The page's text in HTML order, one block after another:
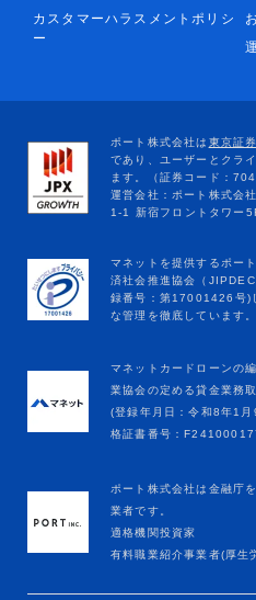
カスタマーハラスメントポリシ
ー
マネットカードローンの
業協会の定める貸金業務
(登録年月日：令和8年1
格証書番号：
ポート株式会社は金融庁
業者です。
適格機関投資家
有料職業紹介事業者(厚